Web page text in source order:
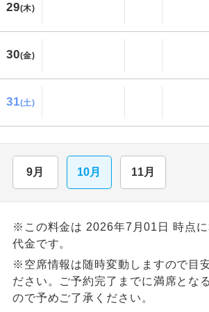
29(木)
30(金)
31(土)
9月 10月 11月
※この料金は 2026年7月01日 時点
代金です。
※空席情報は随時変動しますので目
ださい。ご予約完了までに満席とな
ので予めご了承ください。